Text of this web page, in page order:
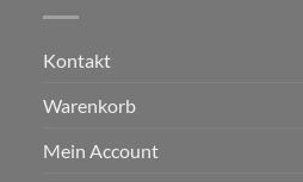
Kontakt
Warenkorb
Mein Account